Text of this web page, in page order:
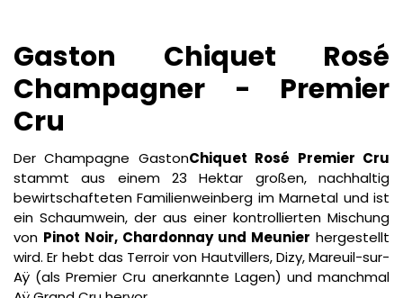
Gaston Chiquet Rosé
Champagner - Premier
Cru
Der Champagne GastonChiquet Rosé Premier Cru
stammt aus einem 23 Hektar großen, nachhaltig
bewirtschafteten Familienweinberg im Marnetal und ist
ein Schaumwein, der aus einer kontrollierten Mischung
von Pinot Noir, Chardonnay und Meunier hergestellt
wird. Er hebt das Terroir von Hautvillers, Dizy, Mareuil-sur-
Aÿ (als Premier Cru anerkannte Lagen) und manchmal